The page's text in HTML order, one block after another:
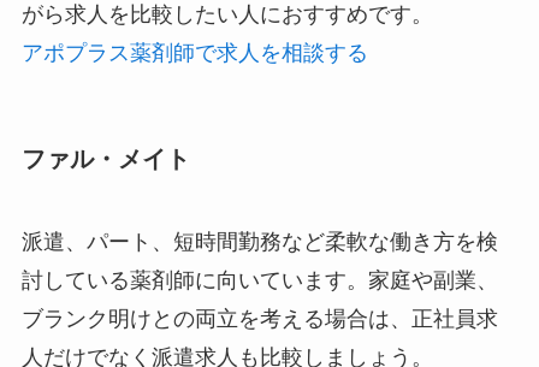
がら求人を比較したい人におすすめです。
アポプラス薬剤師で求人を相談する
ファル・メイト
派遣、パート、短時間勤務など柔軟な働き方を検
討している薬剤師に向いています。家庭や副業、
ブランク明けとの両立を考える場合は、正社員求
人だけでなく派遣求人も比較しましょう。